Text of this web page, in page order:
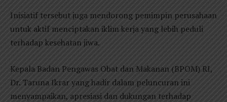
Inisiatif tersebut juga mendorong pemimpin perusahaan
untuk aktif menciptakan iklim kerja yang lebih peduli
terhadap kesehatan jiwa.
Kepala Badan Pengawas Obat dan Makanan (BPOM) RI,
Dr. Taruna Ikrar yang hadir dalam peluncuran ini
menyampaikan, apresiasi dan dukungan terhadap